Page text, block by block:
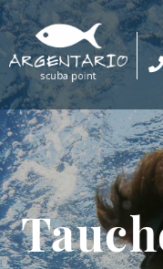
Skip
to
content